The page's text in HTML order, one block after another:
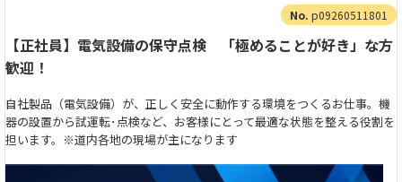
p09260511801
【正社員】電気設備の保守点検 「極めることが好き」な方
歓迎！
自社製品（電気設備）が、正しく安全に動作する環境をつくるお仕事。機
器の設置から試運転･点検など、お客様にとって最適な状態を整える役割を
担います。※道内各地の現場が主になります